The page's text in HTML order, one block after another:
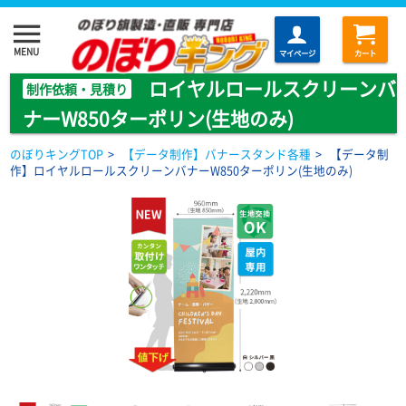
menu
MENU マイページ カート
制作依頼・見積り
ロイヤルロールスクリーンバ
ナーW850ターポリン(生地のみ)
のぼりキングTOP > 【データ制作】バナースタンド各種 >
【データ制
作】ロイヤルロールスクリーンバナーW850ターポリン(生地のみ)